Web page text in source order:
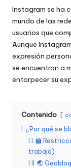
p
a
r
a
t
d
a
Instagram se ha
mundo de las
usuarios que
Aunque
expresión
se encuentran a
entorpecer su
Contenido
¿Por qué se
I.I 🏫
trabajo)
I.II
🌏